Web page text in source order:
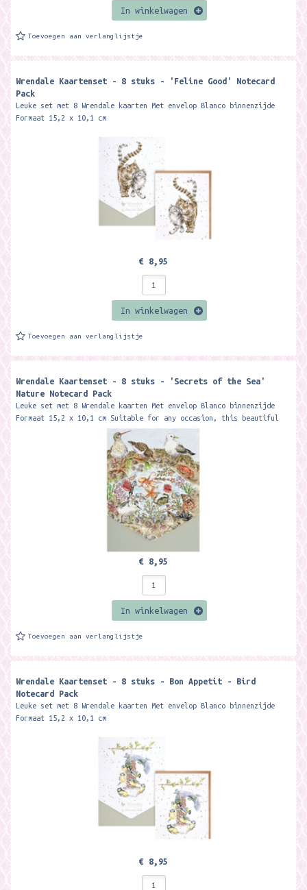
In winkelwagen
Toevoegen aan verlanglijstje
Wrendale Kaartenset - 8 stuks - 'Feline Good' Notecard
Pack
Leuke set met 8 Wrendale kaarten Met envelop Blanco binnenzijde
Formaat 15,2 x 10,1 cm
€ 8,95
In winkelwagen
Toevoegen aan verlanglijstje
Wrendale Kaartenset - 8 stuks - 'Secrets of the Sea'
Nature Notecard Pack
Leuke set met 8 Wrendale kaarten Met envelop Blanco binnenzijde
Formaat 15,2 x 10,1 cm Suitable for any occasion, this beautiful
€ 8,95
In winkelwagen
Toevoegen aan verlanglijstje
Wrendale Kaartenset - 8 stuks - Bon Appetit - Bird
Notecard Pack
Leuke set met 8 Wrendale kaarten Met envelop Blanco binnenzijde
Formaat 15,2 x 10,1 cm
€ 8,95